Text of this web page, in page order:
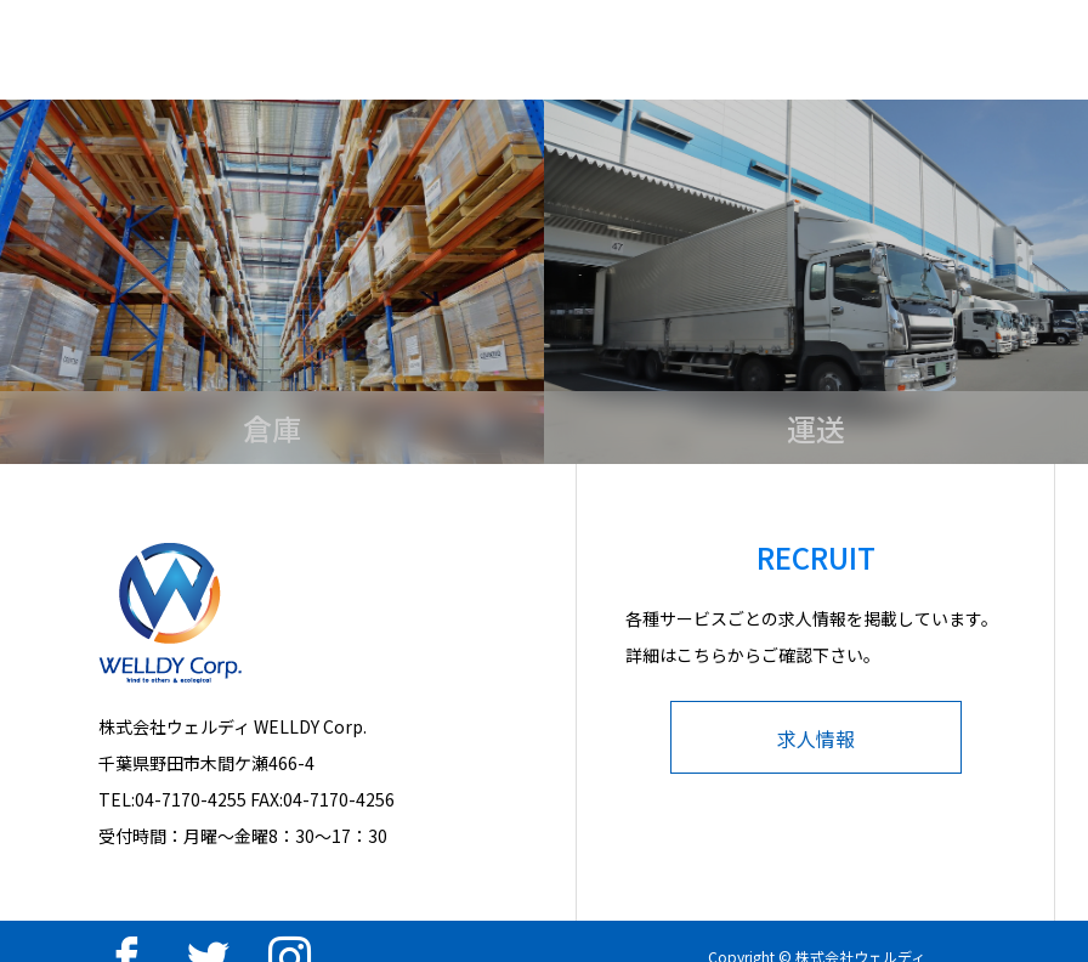
倉庫 運送
株式会社ウェルディ WELLDY Corp.
千葉県野田市木間ケ瀬466-4
TEL:04-7170-4255 ​FAX:04-7170-4256
受付時間：月曜～金曜8：30～17：30
RECRUIT
各種サービスごとの求人情報を掲載しています。
詳細はこちらからご確認下さい。
求人情報
Copyright © 株式会社ウェルディ